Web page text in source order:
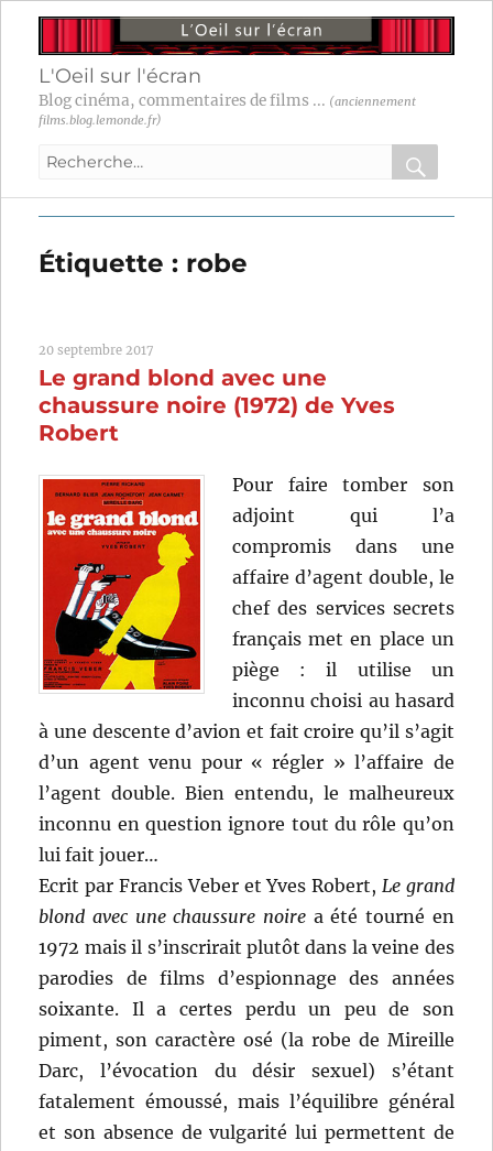
L'Oeil sur l'écran
Blog cinéma, commentaires de films ... (anciennement
films.blog.lemonde.fr)
Recherche
:
OK
Étiquette : robe
20 septembre 2017
Le grand blond avec une
chaussure noire (1972) de Yves
Robert
Pour faire tomber son
adjoint qui l’a
compromis dans une
affaire d’agent double, le
chef des services secrets
français met en place un
piège : il utilise un
inconnu choisi au hasard
à une descente d’avion et fait croire qu’il s’agit
d’un agent venu pour « régler » l’affaire de
l’agent double. Bien entendu, le malheureux
inconnu en question ignore tout du rôle qu’on
lui fait jouer…
Ecrit par Francis Veber et Yves Robert, Le grand
blond avec une chaussure noire a été tourné en
1972 mais il s’inscrirait plutôt dans la veine des
parodies de films d’espionnage des années
soixante. Il a certes perdu un peu de son
piment, son caractère osé (la robe de Mireille
Darc, l’évocation du désir sexuel) s’étant
fatalement émoussé, mais l’équilibre général
et son absence de vulgarité lui permettent de